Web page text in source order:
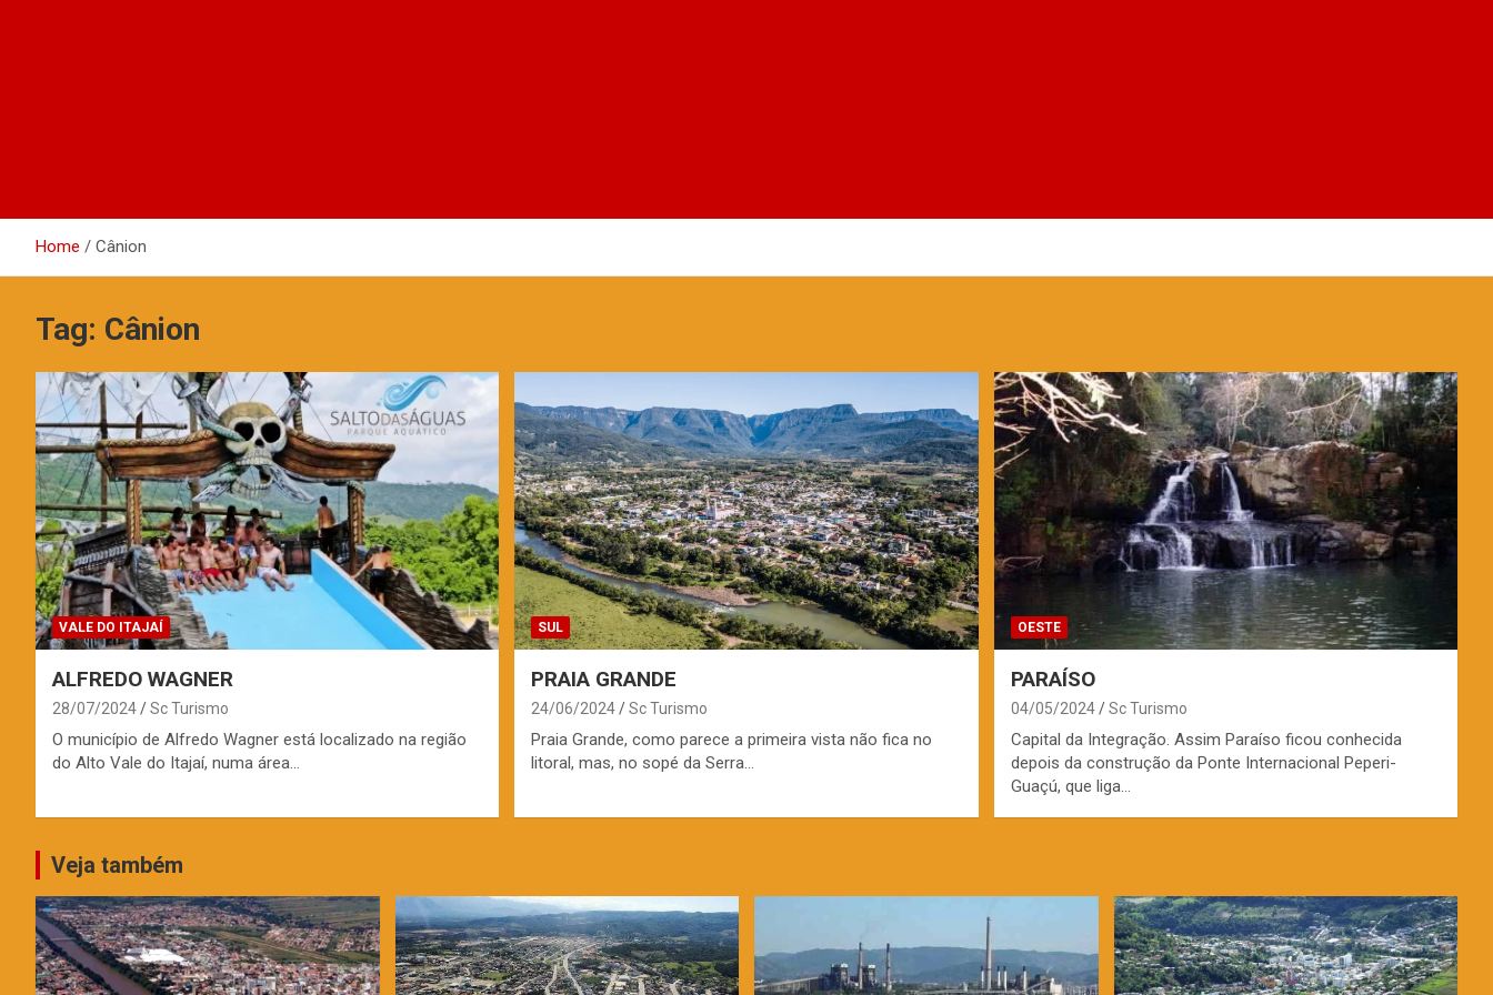
Home Cânion
Tag: Cânion
VALE DO ITAJAÍ
ALFREDO WAGNER
28/07/2024 Sc Turismo
O município de Alfredo Wagner está localizado na região
do Alto Vale do Itajaí, numa área…
SUL
PRAIA GRANDE
24/06/2024 Sc Turismo
Praia Grande, como parece a primeira vista não fica no
litoral, mas, no sopé da Serra…
OESTE
PARAÍSO
04/05/2024 Sc Turismo
Capital da Integração. Assim Paraíso ficou conhecida
depois da construção da Ponte Internacional Peperi-
Guaçú, que liga…
Veja também